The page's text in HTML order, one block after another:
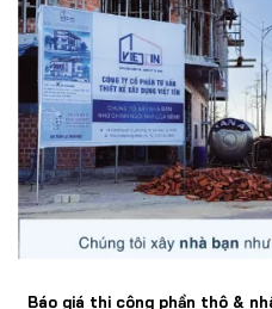
Báo giá thi công phần thô &